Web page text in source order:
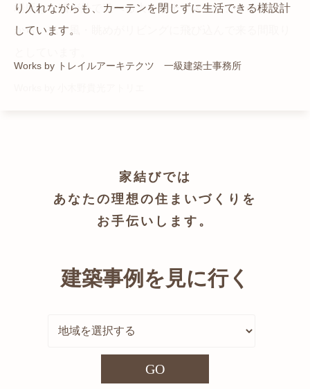
場所を、猫が外で遊べる大きなテラスとし、そのテラス
から、光・風・眺めがリビングに飛び込んで来る間取り
り入れながらも、カーテンを閉じずに生活できる様設計
しています。
Works by トレイルアーキテクツ 一級建築士事務所
家結びでは
あなたの理想の住まいづくりを
お手伝いします。
建築事例を見に行く
GO